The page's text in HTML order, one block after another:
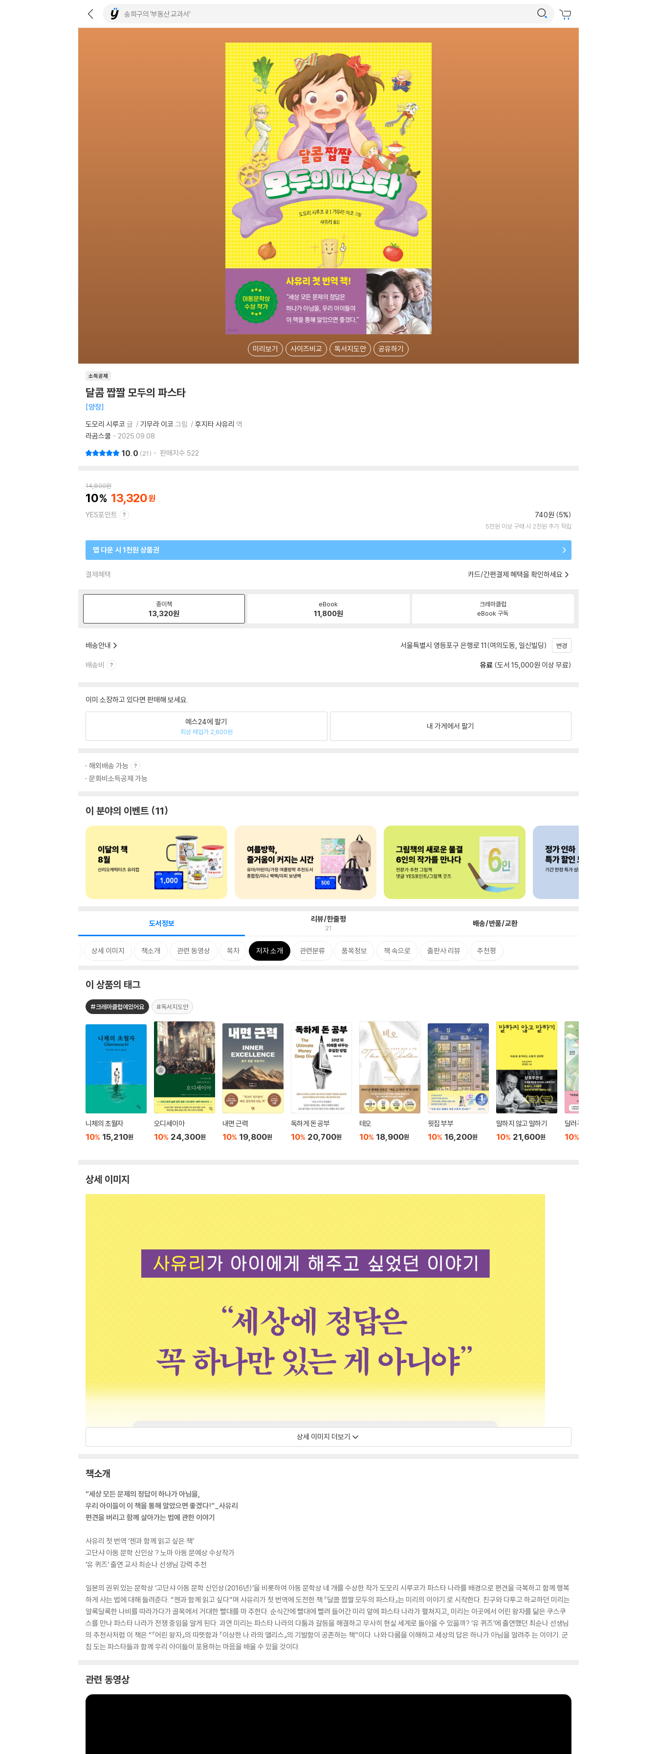
미리보기 사이즈비교 독서지도안 공유하기
소득공제
달콤 짭짤 모두의 파스타
양장
도모리 시루코 글 기무라 이코 그림 후지타 사유리 역
라곰스쿨
2025.09.08.
10.0 21 판매지수 522
14,800원
10 13,320
YES포인트 740원 (5%)
5만원 이상 구매 시 2천원 추가 적립
앱 다운 시 1천원 상품권
결제혜택 카드/간편결제 혜택을 확인하세요
종이책
13,320원
eBook
11,800원
크레마클럽
eBook 구독
배송안내 서울특별시 영등포구 은행로 11(여의도동, 일신빌딩) 변경
배송비 유료 (도서 15,000원 이상 무료)
이미 소장하고 있다면 판매해 보세요.
예스24에 팔기
최상 매입가 2,600원
내 가게에서 팔기
해외배송 가능
문화비소득공제 가능
이 분야의 이벤트 11
도서정보 리뷰/한줄평
21 배송/반품/교환
상세 이미지 책소개 관련 동영상 목차 저자 소개 관련분류 품목정보 책 속으로 출판사 리뷰 추천평
이 상품의 태그
#크레마클럽에있어요 #독서지도안
니체의 초월자
10% 15,210원
오디세이아
10% 24,300원
내면 근력
10% 19,800원
독하게 돈 공부
10% 20,700원
테오
10% 18,900원
윗집 부부
10% 16,200원
말하지 않고 말하기
10% 21,600원
달러구트 꿈 백화점 0
10%
상세 이미지
상세 이미지 더보기
책소개
“세상 모든 문제의 정답이 하나가 아님을,
우리 아이들이 이 책을 통해 알았으면 좋겠다!”_사유리
편견을 버리고 함께 살아가는 법에 관한 이야기
사유리 첫 번역 ‘젠과 함께 읽고 싶은 책’
고단샤 아동 문학 신인상 ? 노마 아동 문예상 수상작가
‘유 퀴즈’ 출연 교사 최순나 선생님 강력 추천
일본의 권위 있는 문학상 ‘고단샤 아동 문학 신인상(2016년)’을 비롯하여 아동 문학상 네 개를 수상한 작가 도모리 시루코가 파스타 나라를 배경으로 편견을 극복하고 함께 행복
하게 사는 법에 대해 들려준다. “젠과 함께 읽고 싶다”며 사유리가 첫 번역에 도전한 책 『달콤 짭짤 모두의 파스타』는 미리의 이야기 로 시작한다. 친구와 다투고 하교하던 미리는
알록달록한 나비를 따라가다가 골목에서 거대한 빨대를 마 주한다. 순식간에 빨대에 빨려 들어간 미리 앞에 파스타 나라가 펼쳐지고, 미리는 이곳에서 어린 왕자를 닮은 쿠스쿠
스를 만나 파스타 나라가 전쟁 중임을 알게 된다. 과연 미리는 파스타 나라의 다툼과 갈등을 해결하고 무사히 현실 세계로 돌아올 수 있을까? ‘유 퀴즈’에 출연했던 최순나 선생님
의 추천사처럼 이 책은 “『어린 왕자』의 따뜻함과 『이상한 나 라의 앨리스』의 기발함이 공존하는 책”이다. 나와 다름을 이해하고 세상의 답은 하나가 아님을 알려주 는 이야기. 군
침 도는 파스타들과 함께 우리 아이들이 포용하는 마음을 배울 수 있을 것이다.
관련 동영상